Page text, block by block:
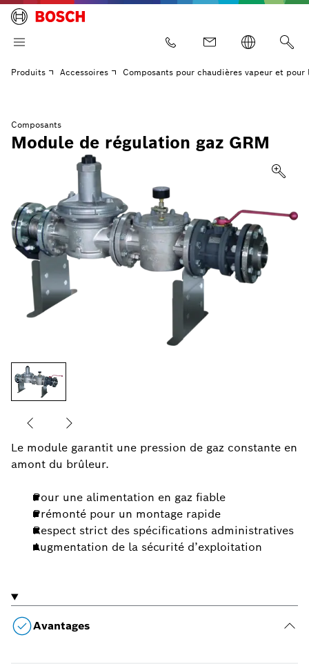
Produits Accessoires Composants pour chaudières vapeur et
Composants
Module de régulation gaz GRM
Le module garantit une pression de gaz constante en
amont du brûleur.
Pour une alimentation en gaz fiable
Prémonté pour un montage rapide
Respect strict des spécifications administratives
Augmentation de la sécurité d’exploitation
Avantages